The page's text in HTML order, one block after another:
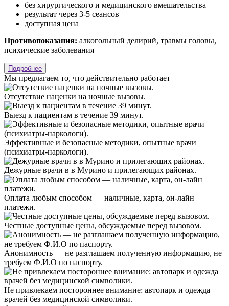
без хирургического и медицинского вмешательства
результат через 3-5 сеансов
доступная цена
Противопоказания: алкогольный делирий, травмы головы,
психические заболевания
Подробнее
Мы предлагаем то, что действительно работает
Отсутствие наценки на ночные вызовы.
Выезд к пациентам в течение 39 минут.
Эффективные и безопасные методики, опытные врачи
(психиатры-наркологи).
Дежурные врачи в в Мурино и прилегающих районах.
Оплата любым способом — наличные, карта, он-лайн
платежи.
Честные доступные цены, обсуждаемые перед вызовом.
Анонимность — не разглашаем полученную информацию, не
требуем Ф.И.О по паспорту.
Не привлекаем постороннее внимание: автопарк и одежда
врачей без медицинской символики.